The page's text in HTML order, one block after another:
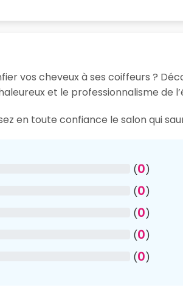
vos cheveux à ses coiffeurs ?
et le professionnalisme de
en toute confiance le salon qui
(0)
(0)
(0)
(0)
(0)